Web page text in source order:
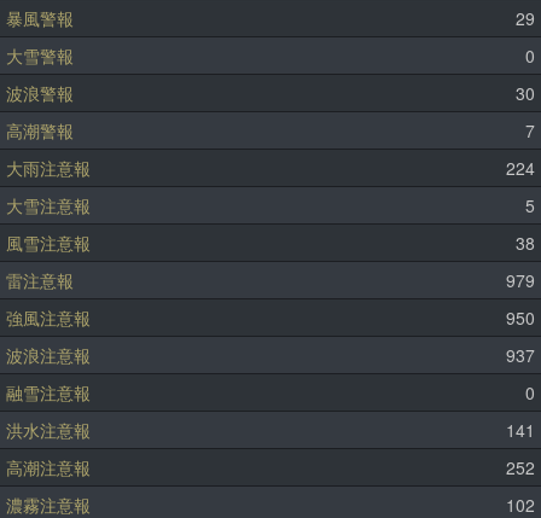
暴風警報
29
大雪警報
0
波浪警報
30
高潮警報
7
大雨注意報
224
大雪注意報
5
風雪注意報
38
雷注意報
979
強風注意報
950
波浪注意報
937
融雪注意報
0
洪水注意報
141
高潮注意報
252
濃霧注意報
102